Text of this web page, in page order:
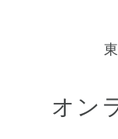
オン